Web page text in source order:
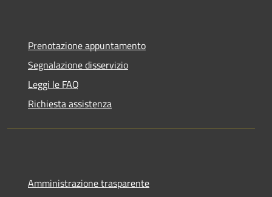
Prenotazione appuntamento
Segnalazione disservizio
Leggi le FAQ
Richiesta assistenza
Amministrazione trasparente